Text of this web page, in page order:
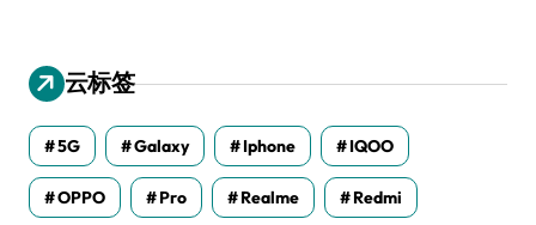
云标签
5G Galaxy Iphone IQOO
OPPO Pro Realme Redmi